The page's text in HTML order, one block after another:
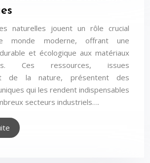
naturelles jouent un rôle crucial
monde moderne, offrant une
et écologique aux matériaux
Ces ressources, issues
de la nature, présentent des
qui les rendent indispensables
secteurs industriels….